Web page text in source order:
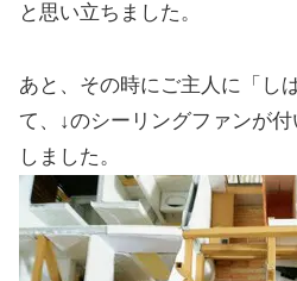
と思い立ちました。
あと、その時にご主人に「し
て、↓のシーリングファンが
しました。